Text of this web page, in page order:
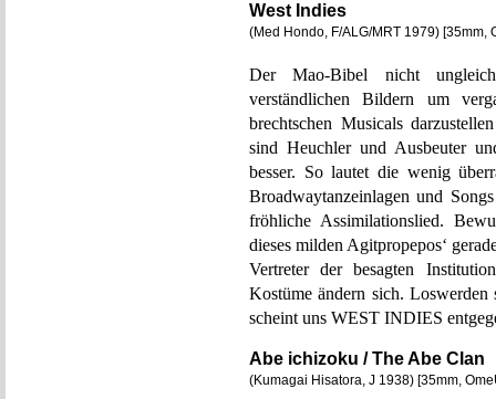
West Indies
(Med Hondo, F/ALG/MRT 1979) [35mm,
Der Mao-Bibel nicht
verständlichen Bildern um
brechtschen Musicals
sind Heuchler und Ausbeuter
besser. So lautet die wenig
Broadwaytanzeinlagen und
fröhliche Assimilationslied.
dieses milden Agitpropepos‘
Vertreter der besagten
Kostüme ändern sich.
scheint uns WEST INDIES
Abe ichizoku / The Abe Clan
(Kumagai Hisatora, J 1938) [35mm,